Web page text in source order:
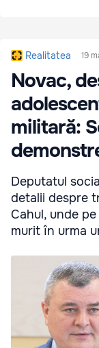
Realitatea 19
Novac,
militară:
Deputatul
detalii despre
Cahul, unde
murit în urma